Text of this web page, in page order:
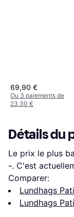
69,90 €
Ou 3 paiements de
23,30 €
Détails du
Le prix le plus
-. C'est
Comparer:
Lundhags
Lundhags